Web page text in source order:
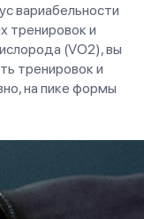
вариабельности
тренировок и
(VO2), вы
тренировок и
на пике формы